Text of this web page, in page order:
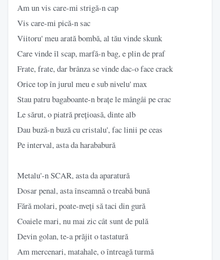
Am un vis care-mi strigă-n cap
Vis care-mi pică-n sac
Viitoru' meu arată bombă, al tău vinde skunk
Care vinde îl scap, marfă-n bag, e plin de praf
Frate, frate, dar brânza se vinde dac-o face crack
Orice top în jurul meu e sub nivelu' max
Stau patru bagaboante-n brațe le mângâi pe crac
Le sărut, o piatră prețioasă, dinte alb
Dau buză-n buză cu cristalu', fac linii pe ceas
Pe interval, asta da harababură
Metalu'-n SCAR, asta da aparatură
Dosar penal, asta înseamnă o treabă bună
Fără molari, poate-nveți să taci din gură
Coaiele mari, nu mai zic cât sunt de pulă
Devin golan, te-a prăjit o tastatură
Am mercenari, matahale, o întreagă turmă